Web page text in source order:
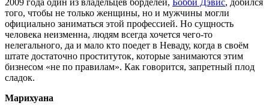
того, чтобы не только женщины, но и мужчины могли
официально заниматься этой профессией. Но сущность
человека неизменна, людям всегда хочется чего-то
нелегального, да и мало кто поедет в Неваду, когда в своём
штате достаточно проституток, которые занимаются этим
бизнесом «не по правилам». Как говорится, запретный плод
сладок.
Марихуана